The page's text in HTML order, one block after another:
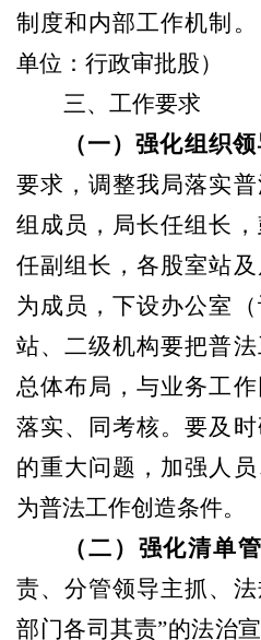
制度和内部工作机制。
单位：行政审批股）
三、工作要求
（一）强化组织
要求，调整我局落实
组成员，局长任组长
任副组长，各股室站
为成员，下设办公室
（
站、二级机构要把普
总体布局，与业务工
落实、同考核。要及
的重大问题，加强人
为普法工作创造条件。
（二 ） 强化清单管
责、分管领导主抓、
部门各司其责”的法治